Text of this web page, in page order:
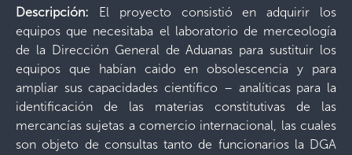
Descripción: El proyecto consistió en adquirir los
equipos que necesitaba el laboratorio de merceología
de la Dirección General de Aduanas para sustituir los
equipos que habían caido en obsolescencia y para
ampliar sus capacidades científico – analíticas para la
identificación de las materias constitutivas de las
mercancías sujetas a comercio internacional, las cuales
son objeto de consultas tanto de funcionarios la DGA